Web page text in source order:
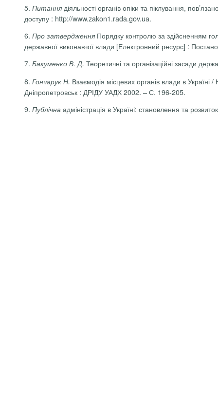
5. Питання діяльності органів опіки та піклування,
доступу : http://www.zakon1.rada.gov.ua.
6. Про затвердження Порядку контролю за здійсненням
державної виконавчої влади [Електронний ресурс] :
7. Бакуменко В. Д. Теоретичні та організаційні засади
8. Гончарук Н. Взаємодія місцевих органів влади в Україні
Дніпропетровськ : ДРІДУ УАДХ 2002. – С. 196-205.
9. Публічна адміністрація в Україні: становлення та